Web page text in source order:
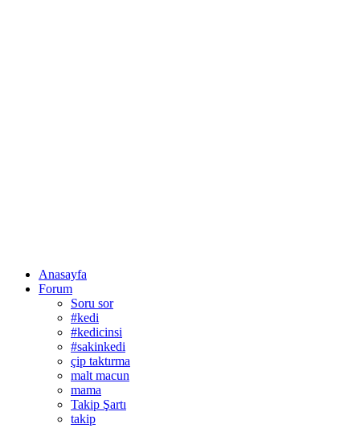
Anasayfa
Forum
Soru sor
#kedi
#kedicinsi
#sakinkedi
çip taktırma
malt macun
mama
Takip Şartı
takip